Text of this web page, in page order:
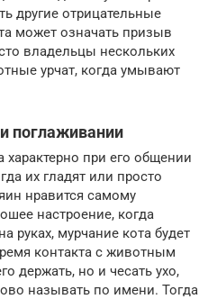
другие отрицательные
может означать призыв
владельцы нескольких
урчат, когда умывают
поглаживании
характерно при его общении
их гладят или просто
нравится самому
настроение, когда
руках, мурчание кота будет
контакта с животным
держать, но и чесать ухо,
называть по имени. Тогда